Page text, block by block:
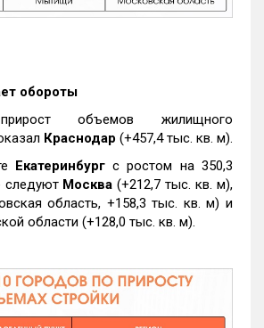
обороты
объемов жилищного
Краснодар (+457,4 тыс. кв. м).
Екатеринбургс ростом на 350,3
следуют Москва (+212,7 тыс. кв. м),
область, +158,3 тыс. кв. м) и
области (+128,0 тыс. кв. м).